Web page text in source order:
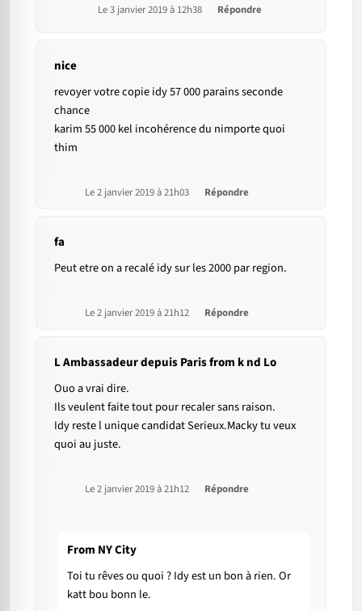
Le 3 janvier 2019 à 12h38 Répondre
nice
revoyer votre copie idy 57 000 parains seconde
chance
karim 55 000 kel incohérence du nimporte quoi
thim
Le 2 janvier 2019 à 21h03 Répondre
fa
Peut etre on a recalé idy sur les 2000 par region.
Le 2 janvier 2019 à 21h12 Répondre
L Ambassadeur depuis Paris from k nd Lo
Ouo a vrai dire.
Ils veulent faite tout pour recaler sans raison.
Idy reste l unique candidat Serieux.Macky tu veux
quoi au juste.
Le 2 janvier 2019 à 21h12 Répondre
From NY City
Toi tu rêves ou quoi ? Idy est un bon à rien. Or
katt bou bonn le.